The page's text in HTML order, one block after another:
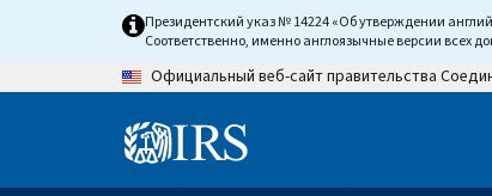
content
Президентский указ № 14224 «Об утверждении
Соответственно, именно англоязычные версии всех
Официальный веб-сайт правительства
Information